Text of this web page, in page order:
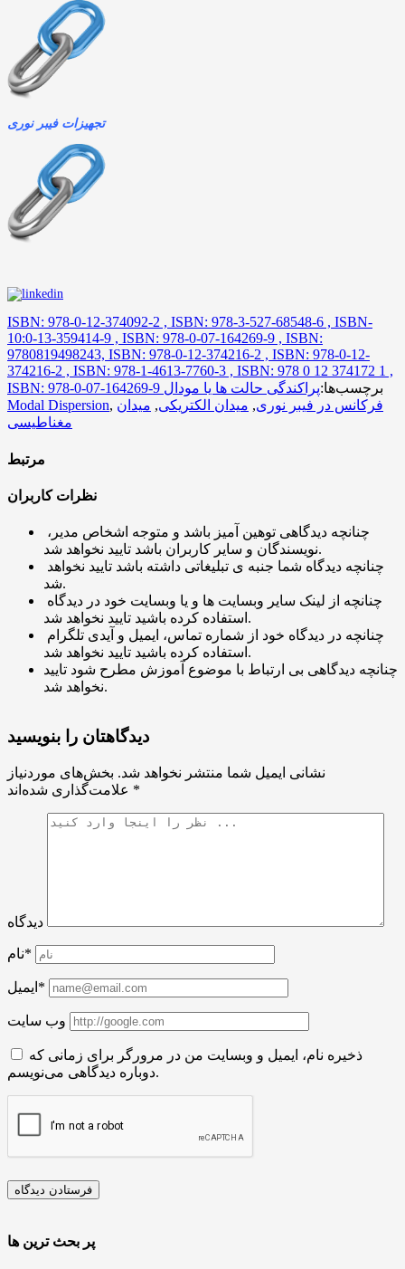
تجهیزات فیبر نوری
ISBN: 978-0-12-374092-2 , ISBN: 978-3-527-68548-6 , ISBN-
10:0-13-359414-9 , ISBN: 978-0-07-164269-9 , ISBN:
9780819498243, ISBN: 978-0-12-374216-2 , ISBN: 978-0-12-
374216-2 , ISBN: 978-1-4613-7760-3 , ISBN: 978 0 12 374172 1 ,
ISBN: 978-0-07-164269-9
برچسب‌ها:پراکندگی حالت ها یا مودال
Modal Dispersion, فرکانس در فیبر نوری, میدان الکتریکی, میدان
مغناطیسی
مرتبط
نظرات کاربران
نویسندگان و سایر کاربران باشد تایید نخواهد شد.
شد.
استفاده کرده باشید تایید نخواهد شد.
استفاده کرده باشید تایید نخواهد شد.
چنانچه دیدگاهی بی ارتباط با موضوع آموزش مطرح شود تایید
نخواهد شد.
دیدگاهتان را بنویسید
نشانی ایمیل شما منتشر نخواهد شد. بخش‌های موردنیاز
*
دیدگاه
نام*
ایمیل*
وب سایت
ذخیره نام، ایمیل و وبسایت من در مرورگر برای زمانی که
دوباره دیدگاهی می‌نویسم.
پر بحث ترین ها